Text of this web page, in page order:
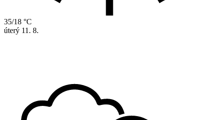
35/18 °C
úterý 11. 8.